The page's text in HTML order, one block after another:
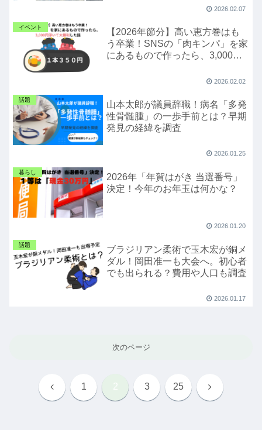
2026.02.07
イベント
【2026年節分】高い恵方巻はも
う卒業！SNSの「肉キンパ」を家
にあるもので作ったら、3,000円
2026.02.02
話題
山本太郎が議員辞職！病名「多発
性骨髄腫」の一歩手前とは？早期
発見の経緯を調査
2026.01.25
暮らし
2026年「年賀はがき 当選番号」
決定！今年のお年玉は何かな？
2026.01.20
話題
ブラジリアン柔術で玉木宏が銅メ
ダル！岡田准一も大会へ。初心者
でも出られる？費用や人口も調査
2026.01.17
次のページ
前 1 2 3 25 次